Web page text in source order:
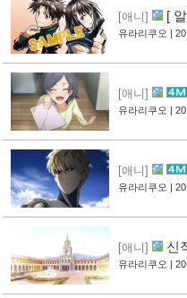
[애니]
[
만화 신작
유라리쿠오 |
[애니]
메디는 잘
유라리쿠오 |
[애니]
유라리쿠오 |
[애니]
신
플로 겟츠
유라리쿠오 |